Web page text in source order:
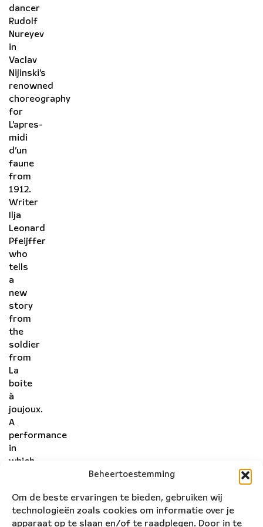
Beheertoestemming
Om de beste ervaringen te bieden, gebruiken wij
technologieën zoals cookies om informatie over je
apparaat op te slaan en/of te raadplegen. Door in te
dancer
Rudolf
Nureyev
in
Vaclav
Nijinski’s
renowned
choreography
for
L’apres-
midi
d’un
faune
from
1912.
Writer
Ilja
Leonard
Pfeijffer
who
tells
a
new
story
from
the
soldier
from
La
boîte
à
joujoux.
A
performance
in
which
and
words